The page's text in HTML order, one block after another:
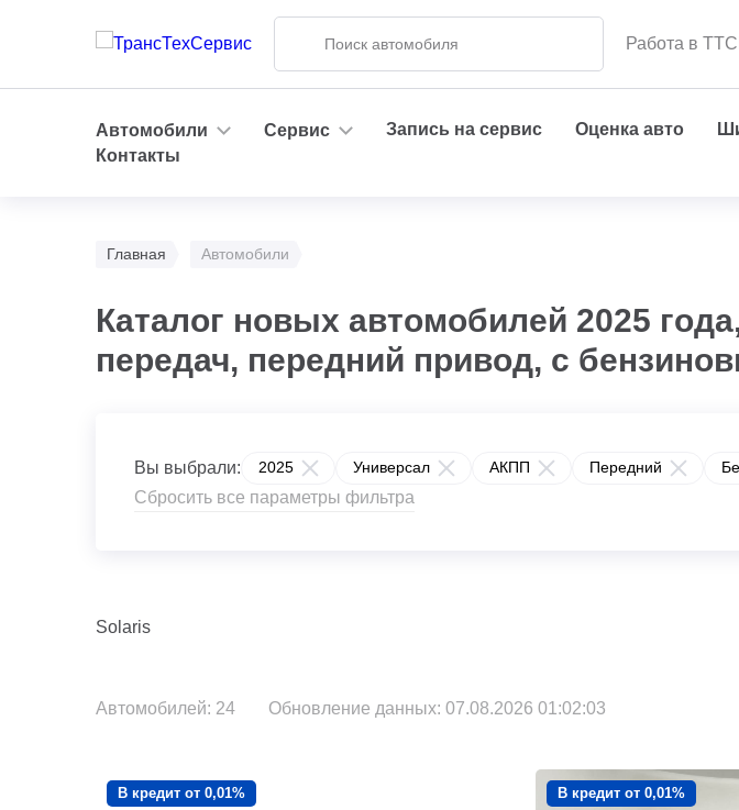
Работа в ТТС
Автомобили Сервис Запись на сервис Оценка авто
Контакты
Главная Автомобили
Каталог новых автомобилей 2025
передач, передний привод, с
Вы выбрали: 2025 Универсал АКПП Передний
Сбросить все параметры фильтра
Solaris
Автомобилей: 24 Обновление данных: 07.08.2026 01:02:03
В кредит от 0,01% В кредит от 0,01%